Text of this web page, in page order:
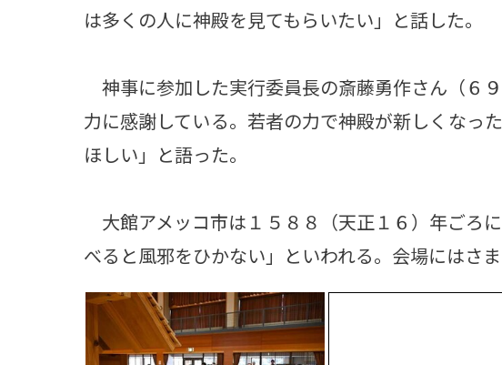
は多くの人に神殿を見てもらいたい」と話した。
神事に参加した実行委員長の斎藤勇作さん（６
力に感謝している。若者の力で神殿が新しくなっ
ほしい」と語った。
大館アメッコ市は１５８８（天正１６）年ごろ
べると風邪をひかない」といわれる。会場にはさ